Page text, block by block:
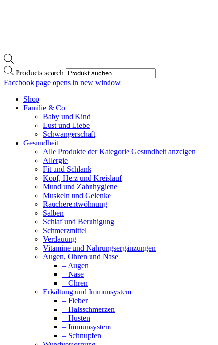
Products search
Facebook page opens in new window
Shop
Familie & Co
Baby und Kind
Lust und Liebe
Schwangerschaft
Gesundheit
Alle Produkte der Kategorie Gesundheit anzeigen
Allergie
Fit und Schlank
Kopf, Herz und Kreislauf
Mund und Zahnhygiene
Muskeln und Gelenke
Raucherentwöhnung
Salben
Schlaf und Beruhigung
Schmerzmittel
Verdauung
Vitamine und Nahrungsergänzungen
Augen, Ohren und Nase
– Augen
– Nase
– Ohren
Erkältung und Immunsystem
– Fieber
– Halsschmerzen
– Husten
– Immunsystem
– Schnupfen